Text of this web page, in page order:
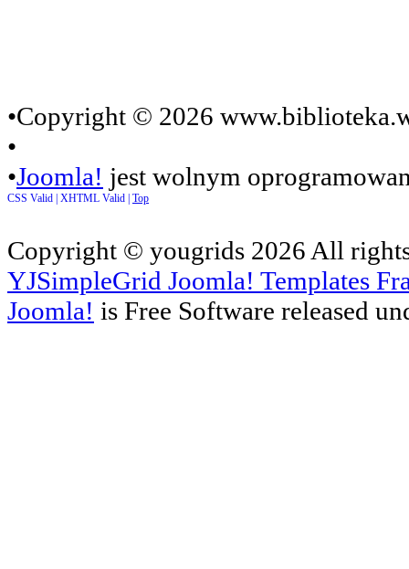
•Copyright © 2026
•
•Joomla! jest wolnym
CSS Valid | XHTML Valid | Top
Copyright © yougrids 2026 All
YJSimpleGrid Joomla! Templates
Joomla! is Free Software released